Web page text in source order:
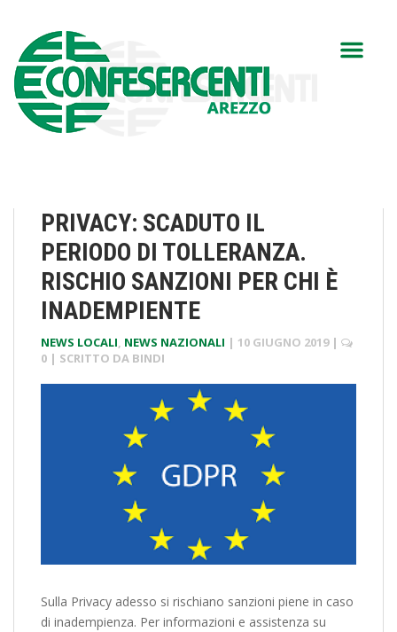
PRIVACY: SCADUTO IL
PERIODO DI TOLLERANZA.
RISCHIO SANZIONI PER CHI È
INADEMPIENTE
NEWS LOCALI, NEWS NAZIONALI | 10 GIUGNO 2019 |
0 | SCRITTO DA BINDI
Sulla Privacy adesso si rischiano sanzioni piene in caso
di inadempienza. Per informazioni e assistenza su